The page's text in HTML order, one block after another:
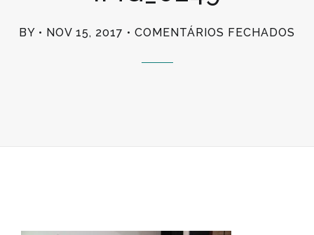
BY NOV 15, 2017 COMENTÁRIOS FECHADOS